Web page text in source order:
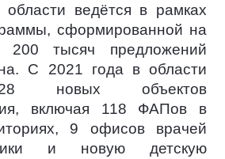
области ведётся в рамках
сформированной на
200 тысяч предложений
С 2021 года в области
новых объектов
включая 118 ФАПов в
9 офисов врачей
и новую детскую